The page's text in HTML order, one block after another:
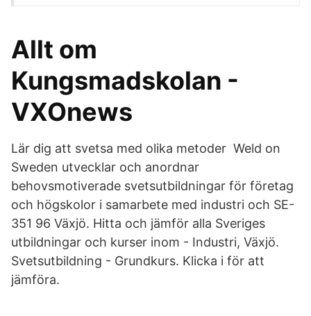
Allt om
Kungsmadskolan -
VXOnews
Lär dig att svetsa med olika metoder Weld on
Sweden utvecklar och anordnar
behovsmotiverade svetsutbildningar för företag
och högskolor i samarbete med industri och SE-
351 96 Växjö. Hitta och jämför alla Sveriges
utbildningar och kurser inom - Industri, Växjö.
Svetsutbildning - Grundkurs. Klicka i för att
jämföra.